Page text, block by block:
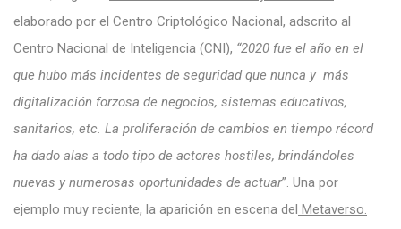
elaborado por el Centro Criptológico Nacional, adscrito al
Centro Nacional de Inteligencia (CNI), “2020 fue el año en el
que hubo más incidentes de seguridad que nunca y más
digitalización forzosa de negocios, sistemas educativos,
sanitarios, etc. La proliferación de cambios en tiempo récord
ha dado alas a todo tipo de actores hostiles, brindándoles
nuevas y numerosas oportunidades de actuar”. Una por
ejemplo muy reciente, la aparición en escena del Metaverso.